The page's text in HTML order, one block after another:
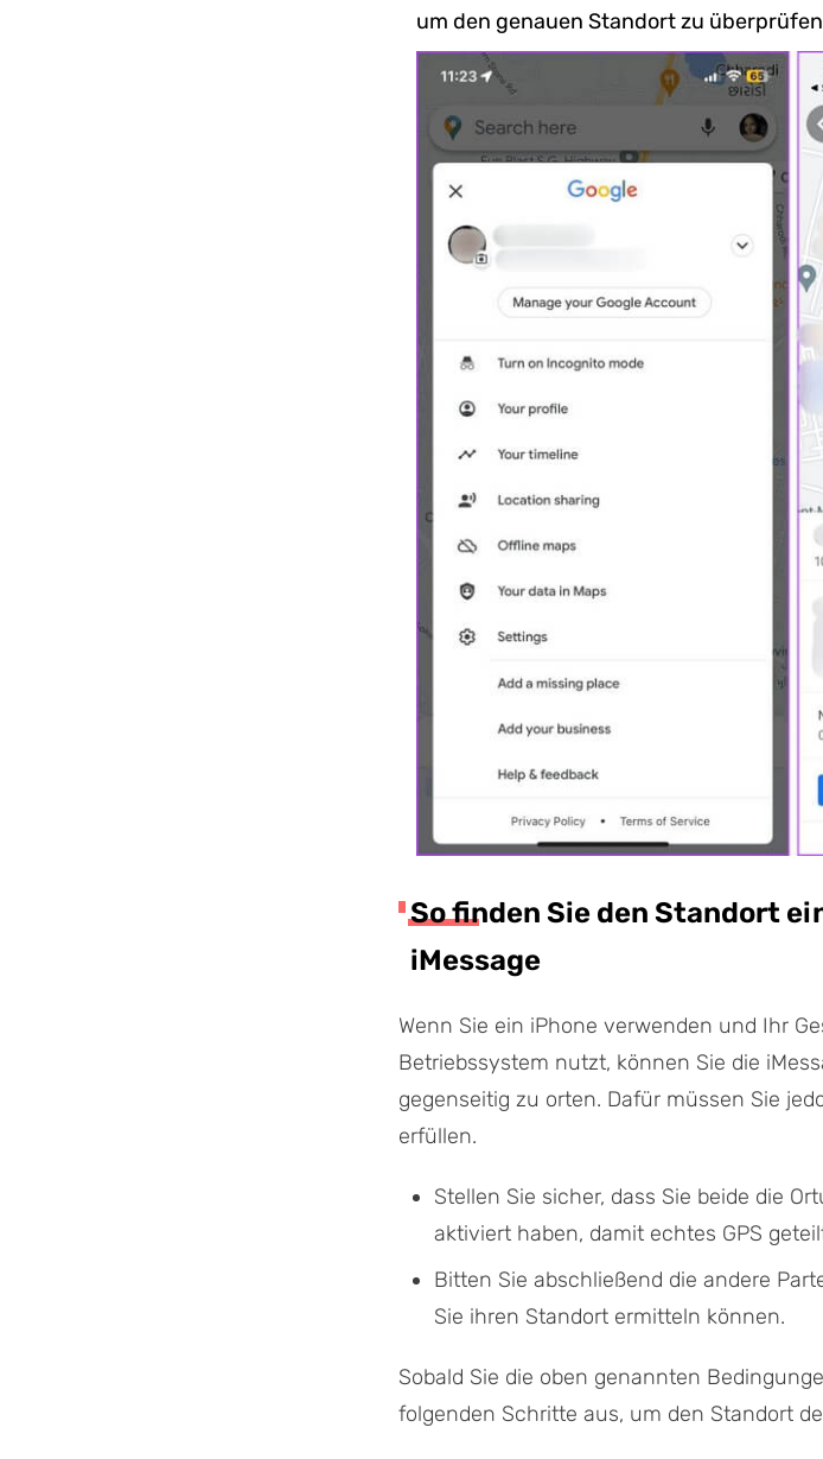
um den genauen Standort zu
So finden Sie den Standort
iMessage
Wenn Sie ein iPhone verwenden und Ihr
Betriebssystem nutzt, können Sie die
gegenseitig zu orten. Dafür müssen Sie
erfüllen.
Stellen Sie sicher, dass Sie beide die
aktiviert haben, damit echtes GPS
Bitten Sie abschließend die andere
Sie ihren Standort ermitteln können.
Sobald Sie die oben genannten
folgenden Schritte aus, um den Standort